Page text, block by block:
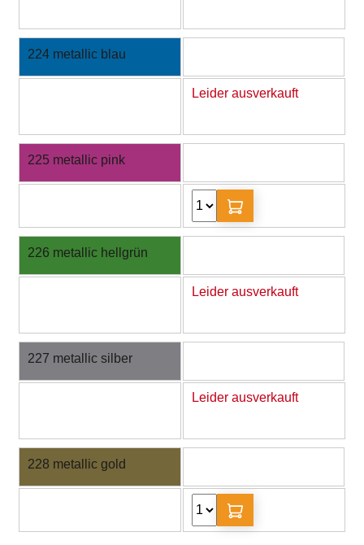
224 metallic blau
Leider ausverkauft
225 metallic pink
226 metallic hellgrün
Leider ausverkauft
227 metallic silber
Leider ausverkauft
228 metallic gold